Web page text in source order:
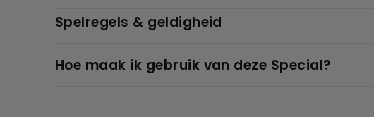
Spelregels & geldigheid
Hoe maak ik gebruik van deze Special?